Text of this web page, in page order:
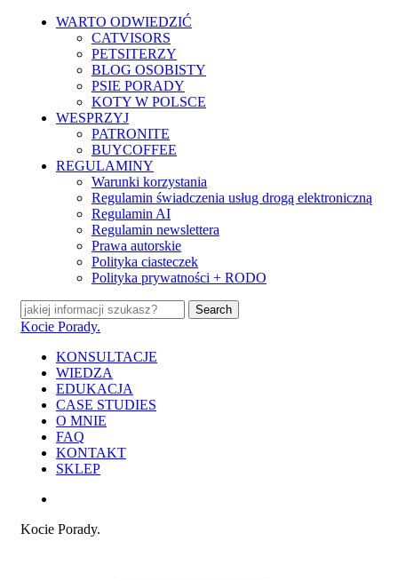
WARTO ODWIEDZIĆ
CATVISORS
PETSITERZY
BLOG OSOBISTY
PSIE PORADY
KOTY W POLSCE
WESPRZYJ
PATRONITE
BUYCOFFEE
REGULAMINY
Warunki korzystania
Regulamin świadczenia usług drogą elektroniczną
Regulamin AI
Regulamin newslettera
Prawa autorskie
Polityka ciasteczek
Polityka prywatności + RODO
Search
Close
Kocie Porady.
search
Menu
KONSULTACJE
WIEDZA
EDUKACJA
CASE STUDIES
O MNIE
FAQ
KONTAKT
SKLEP
Kocie Porady.